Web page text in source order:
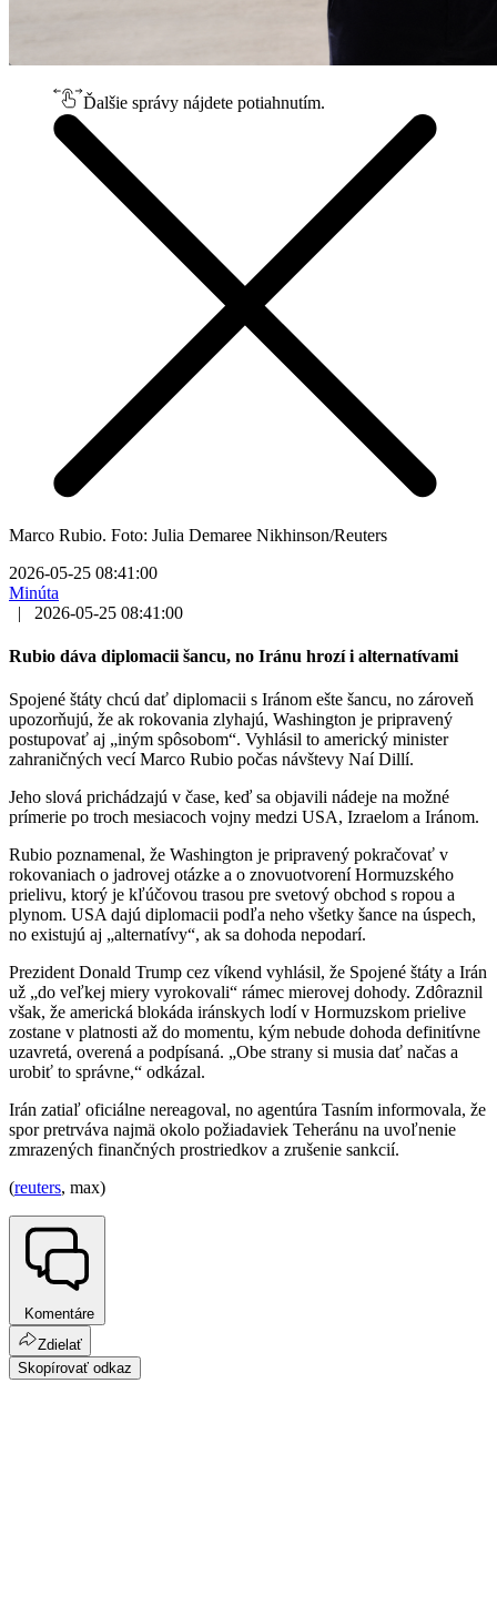
Ďalšie správy nájdete potiahnutím.
Marco Rubio. Foto: Julia Demaree Nikhinson/Reuters
2026-05-25 08:41:00
Minúta
|
2026-05-25 08:41:00
Rubio dáva diplomacii šancu, no Iránu hrozí i alternatívami
Spojené štáty chcú dať diplomacii s Iránom ešte šancu, no zároveň
upozorňujú, že ak rokovania zlyhajú, Washington je pripravený
postupovať aj „iným spôsobom“. Vyhlásil to americký minister
zahraničných vecí Marco Rubio počas návštevy Naí Dillí.
Jeho slová prichádzajú v čase, keď sa objavili nádeje na možné
prímerie po troch mesiacoch vojny medzi USA, Izraelom a Iránom.
Rubio poznamenal, že Washington je pripravený pokračovať v
rokovaniach o jadrovej otázke a o znovuotvorení Hormuzského
prielivu, ktorý je kľúčovou trasou pre svetový obchod s ropou a
plynom. USA dajú diplomacii podľa neho všetky šance na úspech,
no existujú aj „alternatívy“, ak sa dohoda nepodarí.
Prezident Donald Trump cez víkend vyhlásil, že Spojené štáty a Irán
už „do veľkej miery vyrokovali“ rámec mierovej dohody. Zdôraznil
však, že americká blokáda iránskych lodí v Hormuzskom prielive
zostane v platnosti až do momentu, kým nebude dohoda definitívne
uzavretá, overená a podpísaná. „Obe strany si musia dať načas a
urobiť to správne,“ odkázal.
Irán zatiaľ oficiálne nereagoval, no agentúra Tasním informovala, že
spor pretrváva najmä okolo požiadaviek Teheránu na uvoľnenie
zmrazených finančných prostriedkov a zrušenie sankcií.
(reuters, max)
Komentáre
Zdielať
Skopírovať odkaz